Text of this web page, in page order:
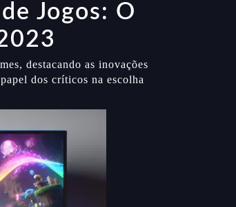
Jogos: O
destacando as inovações
dos críticos na escolha